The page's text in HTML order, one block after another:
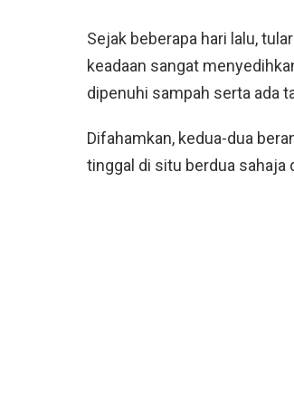
Sejak beberapa hari lalu,
keadaan sangat
dipenuhi sampah serta ada
Difahamkan, kedua-dua
tinggal di situ berdua sahaja